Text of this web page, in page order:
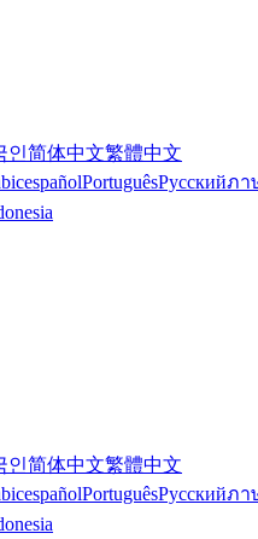
인简体中文繁體中文
españolPortuguêsРусскийภา
인简体中文繁體中文
españolPortuguêsРусскийภา